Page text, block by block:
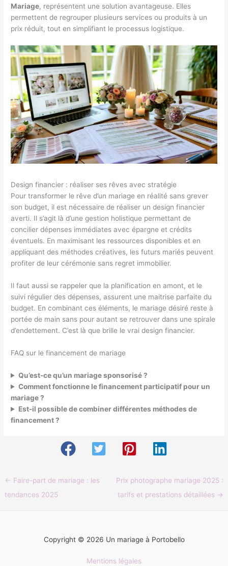
Mariage, représentent une solution avantageuse. Elles
permettent de regrouper plusieurs services ou produits à un
prix réduit, tout en simplifiant le processus logistique.
Design financier : réaliser ses rêves avec stratégie
Pour transformer le rêve d’un mariage en réalité sans grever
son budget, il est nécessaire de réaliser un design financier
averti. Il s’agit là d’une gestion holistique permettant de
concilier dépenses immédiates avec épargne et crédits
éventuels. En maximisant les ressources disponibles et en
appliquant des méthodes créatives, les futurs mariés peuvent
profiter de leur cérémonie sans regret immobilier.
Il faut aussi se rappeler que la planification en amont, et le
suivi régulier des dépenses, assurent une maitrise parfaite du
budget. En combinant ces éléments, le mariage désiré reste à
portée de main sans pour autant se retrouver dans une spirale
d’endettement. C’est là que brille le vrai design financier.
FAQ sur le financement de mariage
Qu’est-ce qu’un mariage sponsorisé ?
Comment fonctionne le financement participatif pour un
mariage ?
Est-il possible de combiner différentes méthodes de
financement ?
← Faire-part de mariage : les
tendances 2025
Prix photographe mariage 2025 :
tarifs et prestations détaillées →
Copyright © 2026 Un mariage à Portobello
Mentions légales